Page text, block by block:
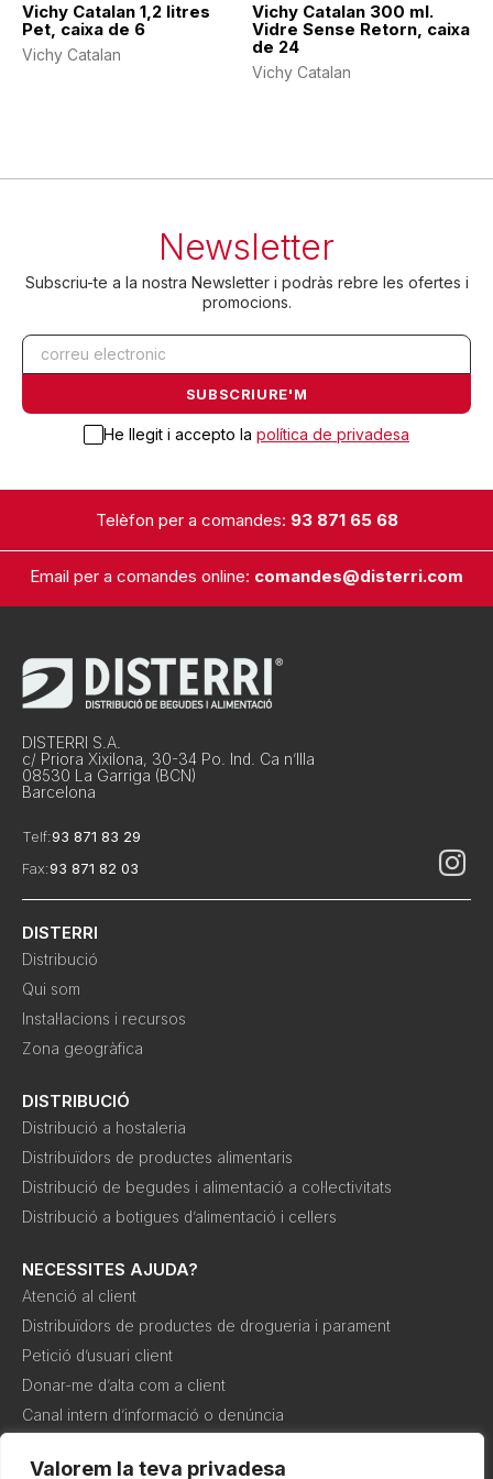
Valorem la teva privadesa
Vichy Catalan 1,2 litres
Pet, caixa de 6
Vichy Catalan
Vichy Catalan 300 ml.
Vidre Sense Retorn, caixa
de 24
Vichy Catalan
Newsletter
Subscriu-te a la nostra Newsletter i podràs rebre les ofertes i
promocions.
He llegit i accepto la política de privadesa
Telèfon per a comandes: 93 871 65 68
Email per a comandes online: comandes@disterri.com
DISTERRI S.A.
c/ Priora Xixilona, 30-34 Po. Ind. Ca n’Illa
08530 La Garriga (BCN)
Barcelona
Telf:93 871 83 29
Fax:93 871 82 03
DISTERRI
Distribució
Qui som
Instal·lacions i recursos
Zona geogràfica
DISTRIBUCIÓ
Distribució a hostaleria
Distribuïdors de productes alimentaris
Distribució de begudes i alimentació a col·lectivitats
Distribució a botigues d’alimentació i cellers
NECESSITES AJUDA?
Atenció al client
Distribuïdors de productes de drogueria i parament
Petició d’usuari client
Donar-me d’alta com a client
Canal intern d’informació o denúncia